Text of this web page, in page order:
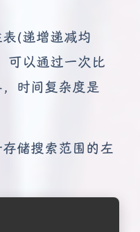
(递增递减均
可以通过一次比
，时间复杂度是
储搜索范围的左